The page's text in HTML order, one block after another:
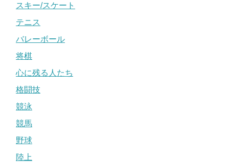
スキー/スケート
テニス
バレーボール
将棋
心に残る人たち
格闘技
競泳
競馬
野球
陸上